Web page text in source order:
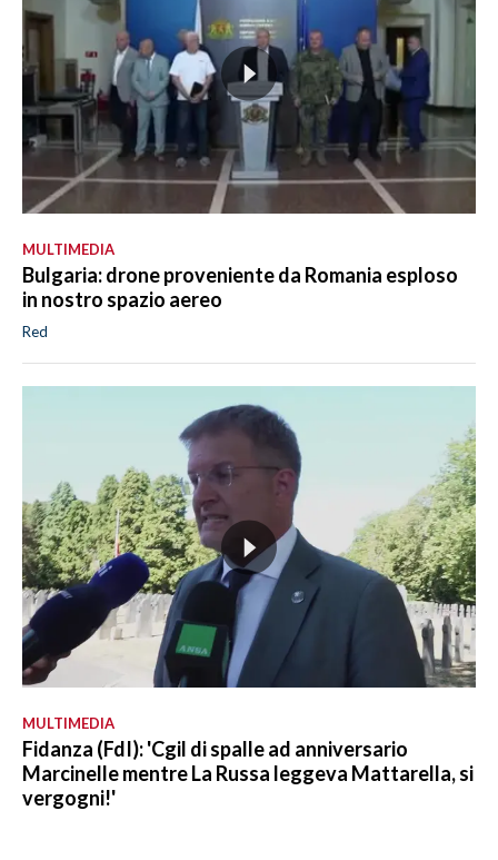
MULTIMEDIA
Bulgaria: drone proveniente da Romania esploso
in nostro spazio aereo
Red
MULTIMEDIA
Fidanza (FdI): 'Cgil di spalle ad anniversario
Marcinelle mentre La Russa leggeva Mattarella, si
vergogni!'